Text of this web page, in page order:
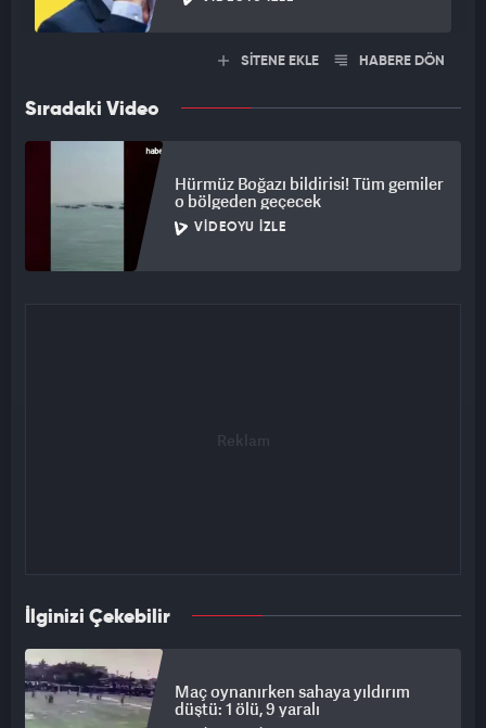
SİTENE EKLE HABERE DÖN
Sıradaki Video
Hürmüz Boğazı bildirisi! Tüm gemiler
o bölgeden geçecek
VIDEOYU İZLE
İlginizi Çekebilir
Maç oynanırken sahaya yıldırım
düştü: 1 ölü, 9 yaralı